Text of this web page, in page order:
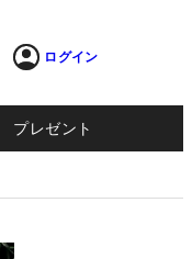
ログイン
プレゼント